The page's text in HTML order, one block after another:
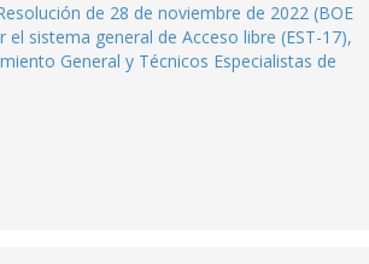
de 28 de noviembre de 2022 (BOE
sistema general de Acceso libre (EST-17),
General y Técnicos Especialistas de